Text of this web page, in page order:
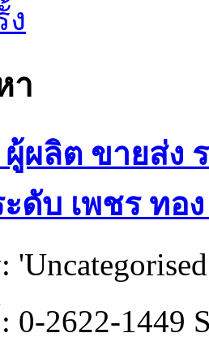
า
ผลิต ขายส่ง
ะดับ เพชร ท
2622-1449